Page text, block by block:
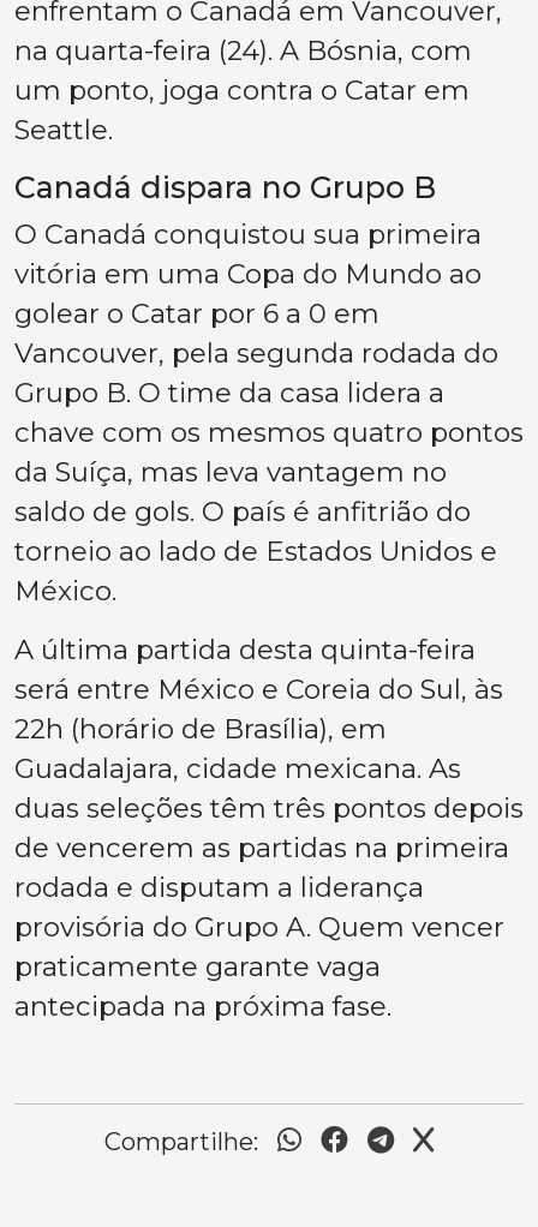
enfrentam o Canadá em Vancouver,
na quarta-feira (24). A Bósnia, com
um ponto, joga contra o Catar em
Seattle.
Canadá dispara no Grupo B
O Canadá conquistou sua primeira
vitória em uma Copa do Mundo ao
golear o Catar por 6 a 0 em
Vancouver, pela segunda rodada do
Grupo B. O time da casa lidera a
chave com os mesmos quatro pontos
da Suíça, mas leva vantagem no
saldo de gols. O país é anfitrião do
torneio ao lado de Estados Unidos e
México.
A última partida desta quinta-feira
será entre México e Coreia do Sul, às
22h (horário de Brasília), em
Guadalajara, cidade mexicana. As
duas seleções têm três pontos depois
de vencerem as partidas na primeira
rodada e disputam a liderança
provisória do Grupo A. Quem vencer
praticamente garante vaga
antecipada na próxima fase.
Compartilhe: